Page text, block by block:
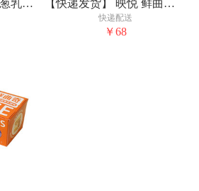
【快递发货】映悦 香葱乳酪鲜曲奇 100克/盒 【快递发货】 映悦 鲜曲奇[酸梅汤味]
快递配送
￥68